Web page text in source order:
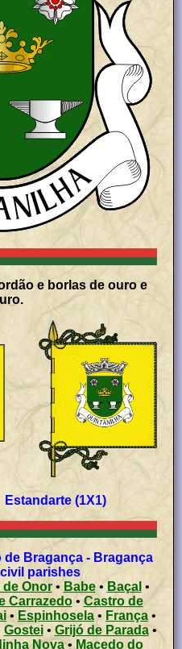
e borlas de ouro e
(1X1)
Bragança - Bragança
parishes
Rio de Onor• Babe• Baçal •
e Carrazedo•Castro de
• Espinhosela • França •
Gostei• Grijó de Parada•
Nova• Macedo do